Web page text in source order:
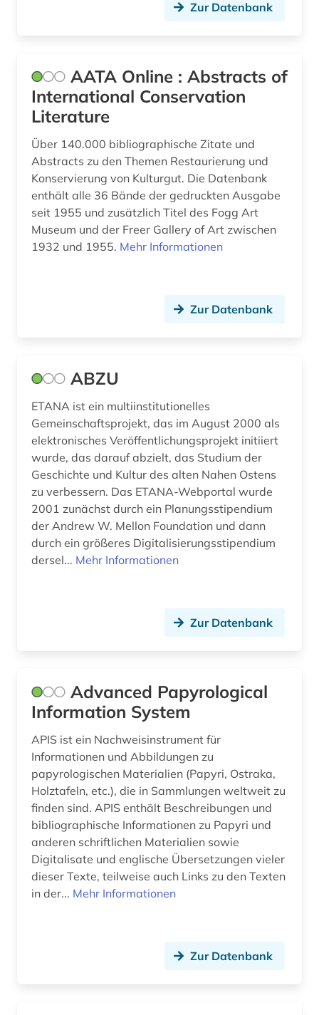
bestattung (1)
bevölkerungsentwicklung (1)
bibliografie (12)
bibliographie (4)
bibliograpie (1)
bibliothek (1)
biblische archäologie (1)
biographie (2)
biologische anthropologie (1)
blogportal (1)
bochum (1)
bodendenkmal (2)
braunschweig (1)
bronze (1)
bronzezeit (1)
buchbesprechung (1)
buchkunst (2)
buchrolle (1)
bulgarien (1)
bunker (2)
Ostasien (2)
Osteuropa (1)
Polen (1)
Portugal (1)
Rheinland-Pfalz (2)
Roemisches Reich (14)
Schweiz (2)
Skandinavien (1)
Spanien (1)
Suedamerika (1)
Tschechische Republik (1)
Ukraine (1)
Zypern (1)
Zur Datenbank
AATA Online : Abstracts of
International Conservation
Literature
Über 140.000 bibliographische Zitate und
Abstracts zu den Themen Restaurierung und
Konservierung von Kulturgut. Die Datenbank
enthält alle 36 Bände der gedruckten Ausgabe
seit 1955 und zusätzlich Titel des Fogg Art
Museum und der Freer Gallery of Art zwischen
1932 und 1955. Mehr Informationen
Zur Datenbank
ABZU
ETANA ist ein multiinstitutionelles
Gemeinschaftsprojekt, das im August 2000 als
elektronisches Veröffentlichungsprojekt initiiert
wurde, das darauf abzielt, das Studium der
Geschichte und Kultur des alten Nahen Ostens
zu verbessern. Das ETANA-Webportal wurde
2001 zunächst durch ein Planungsstipendium
der Andrew W. Mellon Foundation und dann
durch ein größeres Digitalisierungsstipendium
dersel... Mehr Informationen
Zur Datenbank
Advanced Papyrological
Information System
APIS ist ein Nachweisinstrument für
Informationen und Abbildungen zu
papyrologischen Materialien (Papyri, Ostraka,
Holztafeln, etc.), die in Sammlungen weltweit zu
finden sind. APIS enthält Beschreibungen und
bibliographische Informationen zu Papyri und
anderen schriftlichen Materialien sowie
Digitalisate und englische Übersetzungen vieler
dieser Texte, teilweise auch Links zu den Texten
in der... Mehr Informationen
Zur Datenbank